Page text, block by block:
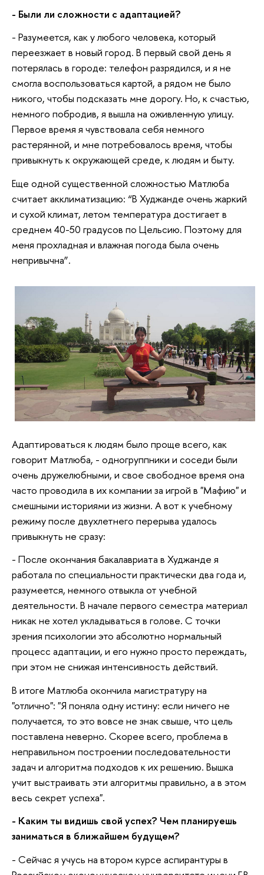
- Были ли сложности с адаптацией?
- Разумеется, как у любого человека, который
переезжает в новый город. В первый свой день я
потерялась в городе: телефон разрядился, и я не
смогла воспользоваться картой, а рядом не было
никого, чтобы подсказать мне дорогу. Но, к счастью,
немного побродив, я вышла на оживленную улицу.
Первое время я чувствовала себя немного
растерянной, и мне потребовалось время, чтобы
привыкнуть к окружающей среде, к людям и быту.
Еще одной существенной сложностью Матлюба
считает акклиматизацию: “В Худжанде очень жаркий
и сухой климат, летом температура достигает в
среднем 40-50 градусов по Цельсию. Поэтому для
меня прохладная и влажная погода была очень
непривычна”.
Адаптироваться к людям было проще всего, как
говорит Матлюба, - одногруппники и соседи были
очень дружелюбными, и свое свободное время она
часто проводила в их компании за игрой в "Мафию" и
смешными историями из жизни. А вот к учебному
режиму после двухлетнего перерыва удалось
привыкнуть не сразу:
- После окончания бакалавриата в Худжанде я
работала по специальности практически два года и,
разумеется, немного отвыкла от учебной
деятельности. В начале первого семестра материал
никак не хотел укладываться в голове. С точки
зрения психологии это абсолютно нормальный
процесс адаптации, и его нужно просто переждать,
при этом не снижая интенсивность действий.
В итоге Матлюба окончила магистратуру на
"отлично": "Я поняла одну истину: если ничего не
получается, то это вовсе не знак свыше, что цель
поставлена неверно. Скорее всего, проблема в
неправильном построении последовательности
задач и алгоритма подходов к их решению. Вышка
учит выстраивать эти алгоритмы правильно, а в этом
весь секрет успеха".
- Каким ты видишь свой успех? Чем планируешь
заниматься в ближайшем будущем?
- Сейчас я учусь на втором курсе аспирантуры в